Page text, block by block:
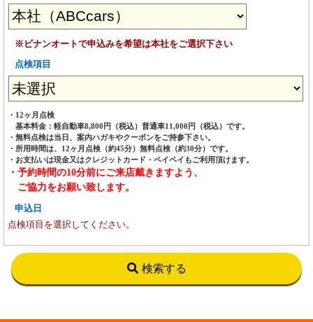
※ビナンオートで申込みを希望は本社をご選択下さい
点検項目
・12ヶ月点検
基本料金：軽自動車8,800円（税込）普通車11,000円（税込）です。
・無料点検は当日、案内ハガキやクーポンをご持参下さい。
・所用時間は、12ヶ月点検（約45分）無料点検（約30分）です。
・お支払いは現金又はクレジットカード・ペイペイもご利用頂けます。
・予約時間の10分前にご来店戴きますよう、
ご協力をお願い致します。
申込日
点検項目を選択してください。
検索する